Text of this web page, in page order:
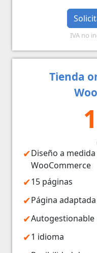
IVA no
Tienda
Diseño a
WooCommerce
15 páginas
Página
Autogestionable
1 idioma